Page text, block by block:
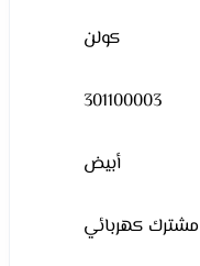
كولن
301100003
أبيض
مشترك كهربائي